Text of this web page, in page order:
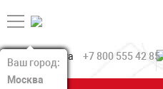
Ваш город:
Москва
Ваш город:
Москва
+7 800 555 42 85